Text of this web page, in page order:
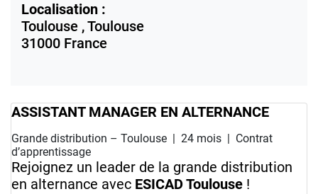
Localisation :
Toulouse ,Toulouse
31000 France
ASSISTANT MANAGER EN ALTERNANCE
Grande distribution – Toulouse 24 mois
Contrat
d’apprentissage
Rejoignez un leader de la grande distribution
en alternance avec ESICAD Toulouse !